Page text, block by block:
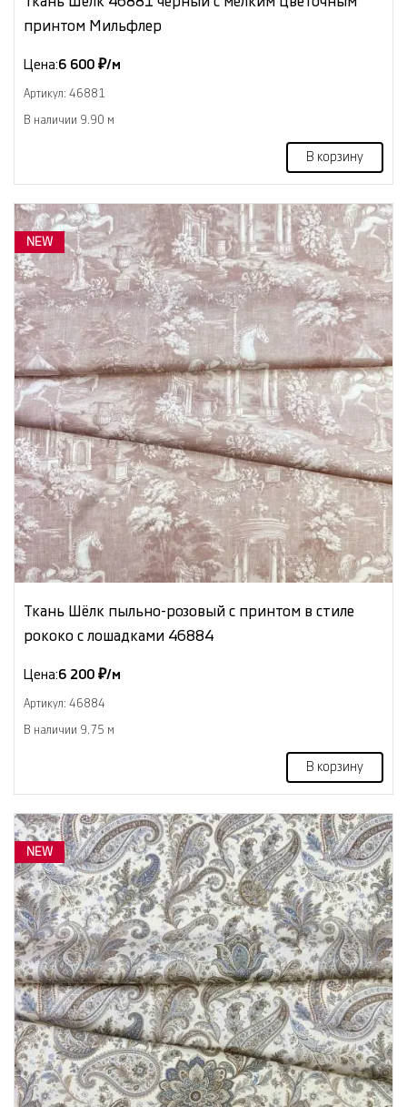
принтом Мильфлер
Цена:6 600 ₽/м
Артикул: 46881
В наличии 9.90 м
В корзину
NEW
Ткань Шёлк пыльно-розовый с принтом в стиле
рококо с лошадками 46884
Цена:6 200 ₽/м
Артикул: 46884
В наличии 9.75 м
В корзину
NEW